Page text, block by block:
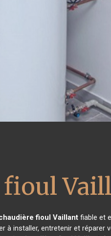
fioul
fioul Vaillantfiable et
à installer, entretenir et réparer